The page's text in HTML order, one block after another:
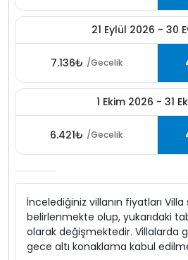
21 Eylül 2026 - 30
7.136₺ /Gecelik
1 Ekim 2026 - 31
6.421₺ /Gecelik
İncelediğiniz villanın fiyatları
belirlenmekte olup, yukarıdaki
olarak değişmektedir. Villalarda
gece altı konaklama kabul